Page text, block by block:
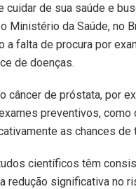
cuidar de sua saúde e
Ministério da Saúde, no
a falta de procura por
de doenças.
câncer de próstata, por
preventivos,
as chances
científicos têm
redução significativa no